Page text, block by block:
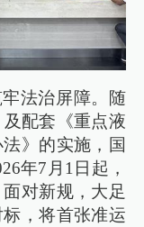
法治屏障。随
配套《重点液
》的实施，国
年7月1日起，
对新规，大足
，将首张准运